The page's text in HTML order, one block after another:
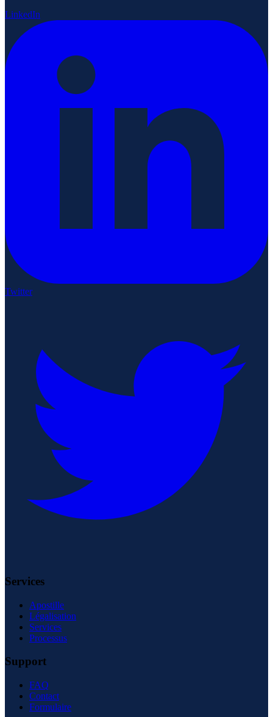
LinkedIn
Twitter
Services
Apostille
Légalisation
Services
Processus
Support
FAQ
Contact
Formulaire